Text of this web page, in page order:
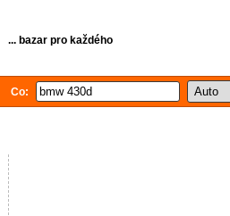
... bazar pro každého
Co: